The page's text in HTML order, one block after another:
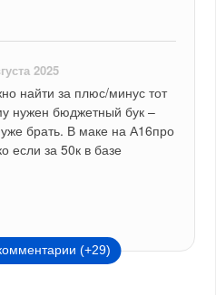
2025
найти за плюс/минус тот
нужен бюджетный бук –
брать. В маке на А16про
если за 50к в базе
(+29)